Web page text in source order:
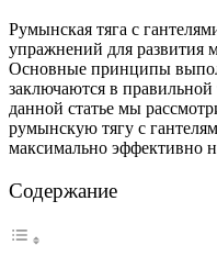
Румынская тяга с
упражнений для
Основные принципы
заключаются в
данной статье мы
румынскую тягу с
максимально эффективно
Содержание